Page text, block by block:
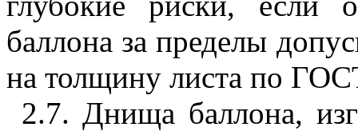
баллона за пределы
на толщину листа по
2.7. Днища баллона,